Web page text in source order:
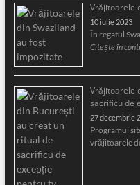
Vrăjitoarele
10 iulie 2023
În regatul
Citește în
Vrăjitoarele
sacrificu de
27 decembrie
Programul
vrăjitoarele